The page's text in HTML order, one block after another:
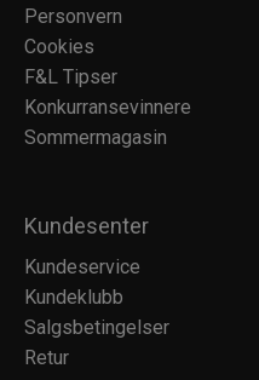
Personvern
Cookies
F&L Tipser
Konkurransevinnere
Sommermagasin
Kundesenter
Kundeservice
Kundeklubb
Salgsbetingelser
Retur